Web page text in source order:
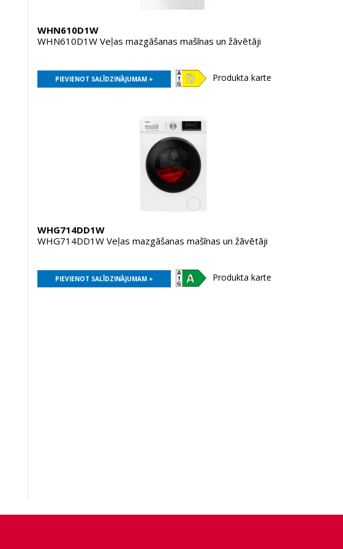
WHN610D1W
WHN610D1W Veļas mazgāšanas mašīnas un žāvētāji
PIEVIENOT SALĪDZINĀJUMAM + Produkta karte
WHG714DD1W
WHG714DD1W Veļas mazgāšanas mašīnas un žāvētāji
PIEVIENOT SALĪDZINĀJUMAM + Produkta karte